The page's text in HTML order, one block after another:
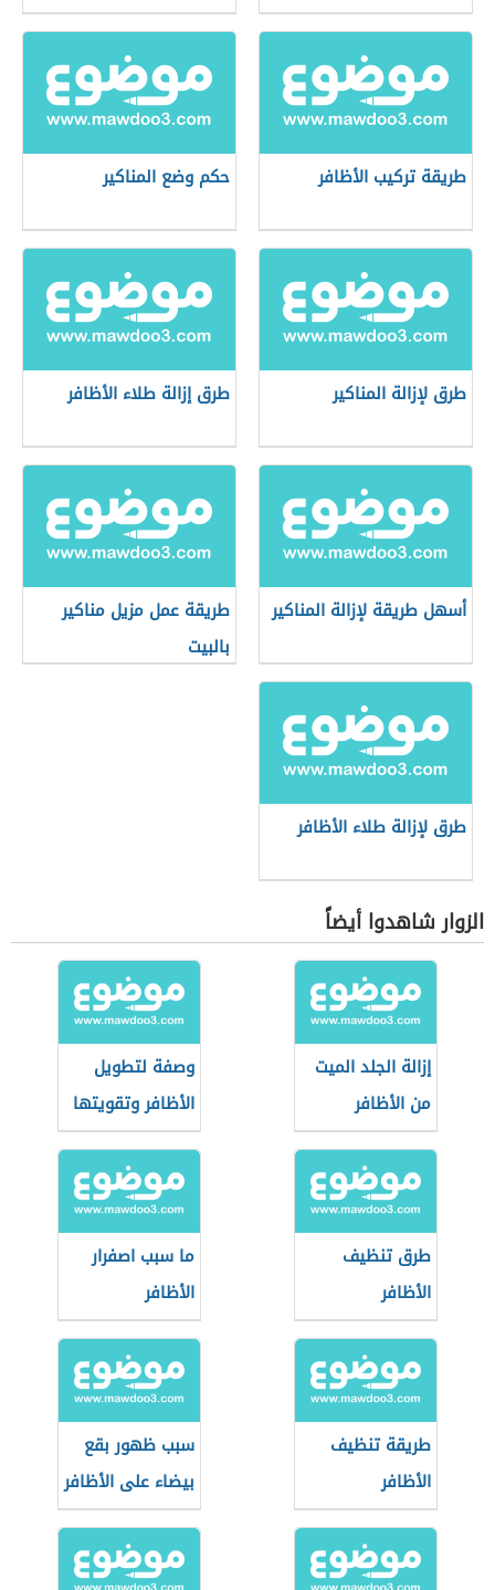
طريقة تركيب الأظافر حكم وضع المناكير
طرق لإزالة المناكير طرق إزالة طلاء الأظافر
أسهل طريقة لإزالة المناكير
طريقة عمل مزيل مناكير
بالبيت
طرق لإزالة طلاء الأظافر
الزوار شاهدوا أيضاً
إزالة الجلد الميت
من الأظافر
وصفة لتطويل
الأظافر وتقويتها
طرق تنظيف
الأظافر
ما سبب اصفرار
الأظافر
طريقة تنظيف
الأظافر
سبب ظهور بقع
بيضاء على الأظافر